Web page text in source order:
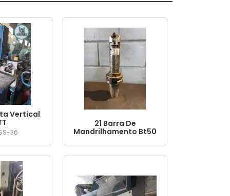
Vertical
36
21 Barra De
Mandrilhamento Bt50